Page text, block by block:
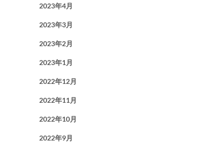
2023年4月
2023年3月
2023年2月
2023年1月
2022年12月
2022年11月
2022年10月
2022年9月